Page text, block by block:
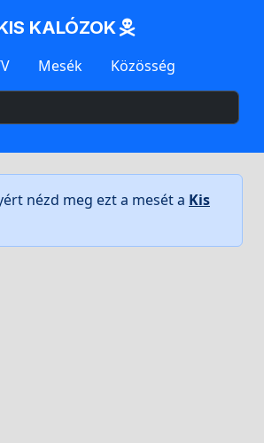
KALÓZOK
Mesék Közösség
nézd meg ezt a mesét a Kis